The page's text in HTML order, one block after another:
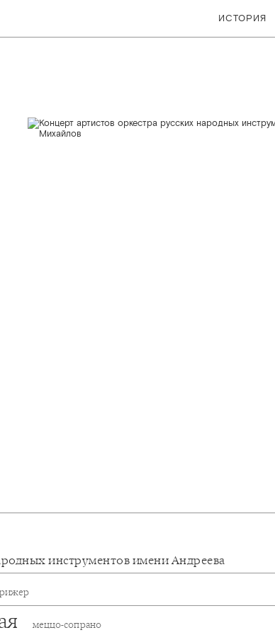
ИСТОРИЯ
инструментов имени Андреева
меццо-сопрано